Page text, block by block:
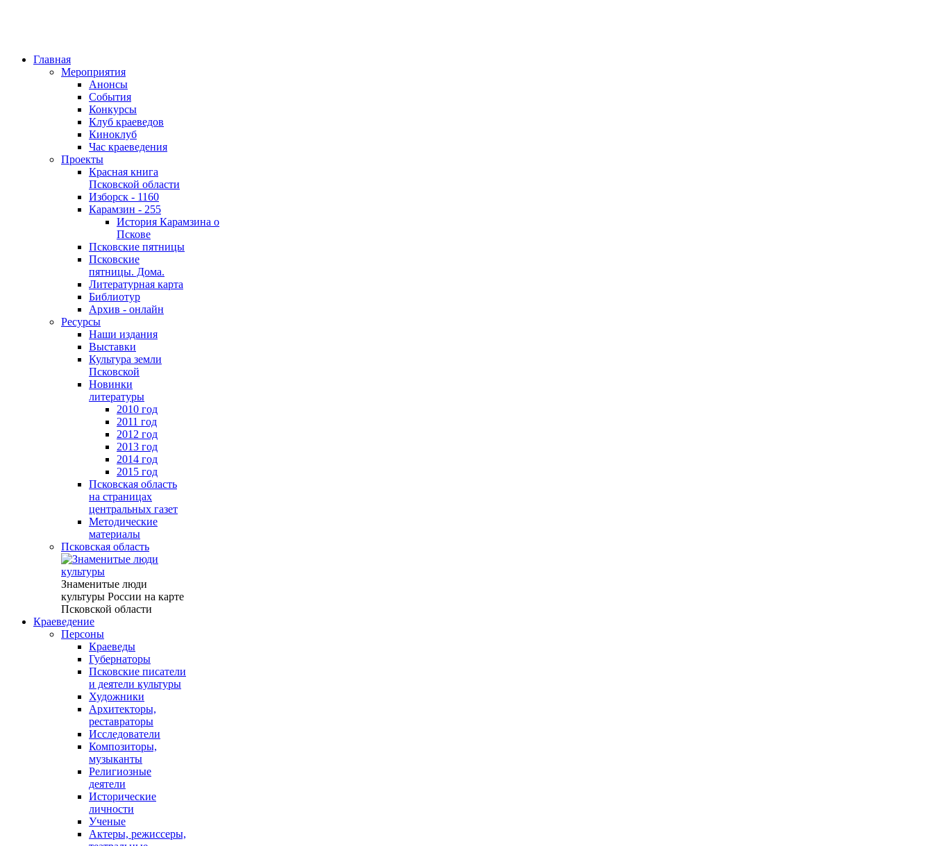
Главная
Мероприятия
Анонсы
События
Конкурсы
Клуб краеведов
Киноклуб
Час краеведения
Проекты
Красная книга
Псковской области
Изборск - 1160
Карамзин - 255
История Карамзина о
Пскове
Псковские пятницы
Псковские
пятницы. Дома.
Литературная карта
Библиотур
Архив - онлайн
Ресурсы
Наши издания
Выставки
Культура земли
Псковской
Новинки
литературы
2010 год
2011 год
2012 год
2013 год
2014 год
2015 год
Псковская область
на страницах
центральных газет
Методические
материалы
Псковская область
Знаменитые люди
культуры России на карте
Псковской области
Краеведение
Персоны
Краеведы
Губернаторы
Псковские писатели
и деятели культуры
Художники
Архитекторы,
реставраторы
Исследователи
Композиторы,
музыканты
Религиозные
деятели
Исторические
личности
Ученые
Актеры, режиссеры,